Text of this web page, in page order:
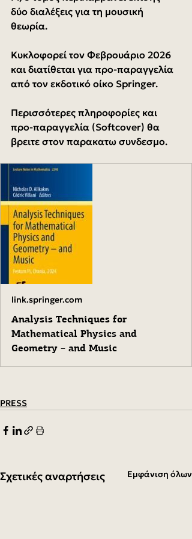
δύο διαλέξεις για τη μουσική
θεωρία.
Κυκλοφορεί τον Φεβρουάριο 2026
και διατίθεται για προ-παραγγελία
από τον εκδοτικό οίκο Springer.
Περισσότερες πληροφορίες και
προ-παραγγελία (Softcover) θα
βρειτε στον παρακατω συνδεσμο.
link.springer.com
Analysis Techniques for
Mathematical Physics and
Geometry – and Music
PRESS
Σχετικές αναρτήσεις Εμφάνιση όλων